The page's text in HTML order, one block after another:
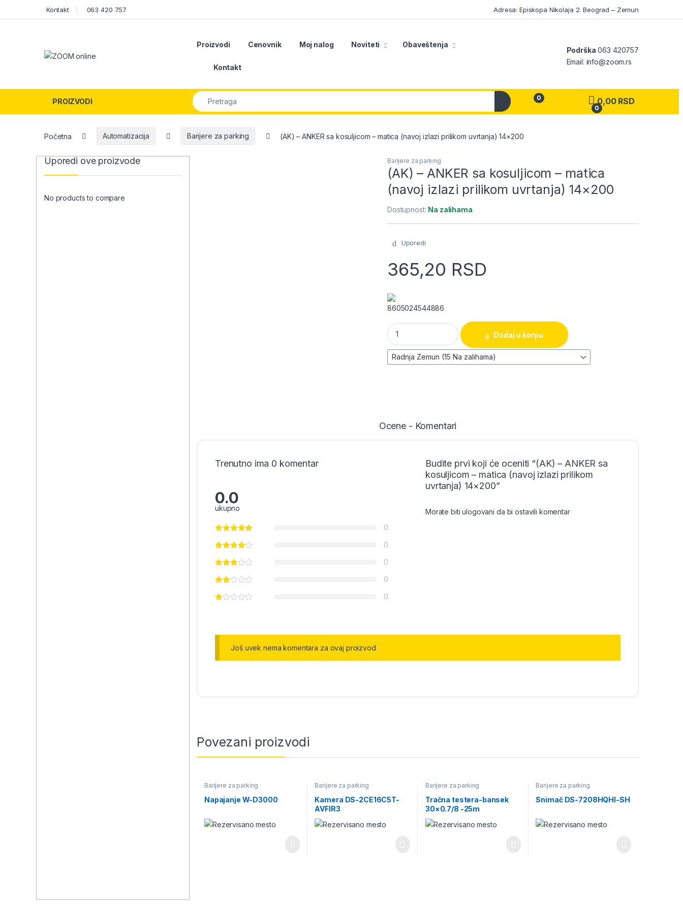
Kontakt 063 420 757 Adresa: Episkopa Nikolaja 2. Beograd – Zemun
Proizvodi Cenovnik Moj nalog Noviteti Obaveštenja
Kontakt
Podrška 063 420757
Email: info@zoom.rs
PROIZVODI
Search for: 0
My Account
0
0,00RSD
Početna Automatizacija Barijere za parking (AK) – ANKER sa kosuljicom – matica (navoj izlazi prilikom uvrtanja) 14×200
Barijere za parking
(AK) – ANKER sa kosuljicom – matica
(navoj izlazi prilikom uvrtanja) 14×200
Dostupnost: Na zalihama
Uporedi
365,20 RSD
8605024544886
(AK) - ANKER sa kosuljicom - matica (navoj izlazi prilikom uvrtanja) 14x200 količina
Dodaj u korpu
Ocene - Komentari
Trenutno ima 0 komentar
0.0
ukupno
0
0
0
0
0
Budite prvi koji će oceniti “(AK) – ANKER sa
kosuljicom – matica (navoj izlazi prilikom
uvrtanja) 14×200”
Morate bitiulogovani da bi ostavili komentar
Još uvek nema komentara za ovaj proizvod
Povezani proizvodi
Barijere za parking
Napajanje W-D3000
Barijere za parking
Kamera DS-2CE16C5T-
AVFIR3
Barijere za parking
Tračna testera-bansek
30×0.7/8 -25m
Barijere za parking
Snimač DS-7208HQHI-SH
Uporedi ove proizvode
No products to compare